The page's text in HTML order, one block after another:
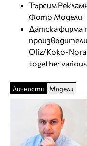
Търсим
Фото Модели
Датска фирма
Oliz/Koko-Nora
together
Личности Модели